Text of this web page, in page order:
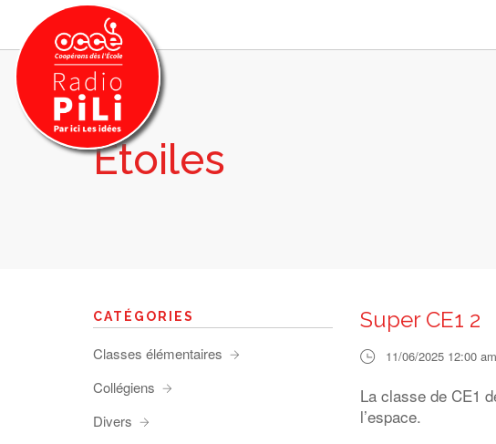
PRÉSENTATION
GRILLE DES PROGRAMMES
RECHERCHER
Etoiles
Super CE1 2
11/06/2025 12:00 am
La classe de CE1
l’espace.
CATÉGORIES
Classes élémentaires
Collégiens
Divers